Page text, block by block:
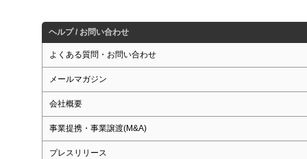
ヘルプ / お問い合わせ
よくある質問・お問い合わせ
メールマガジン
会社概要
事業提携・事業譲渡(M&A)
プレスリリース